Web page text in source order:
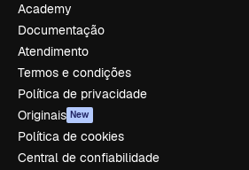
Academy
Documentação
Atendimento
Termos e condições
Política de privacidade
Originais New
Política de cookies
Central de confiabilidade